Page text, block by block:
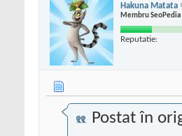
Hakuna Matata
Membru SeoPedia
Reputatie:
Postat în